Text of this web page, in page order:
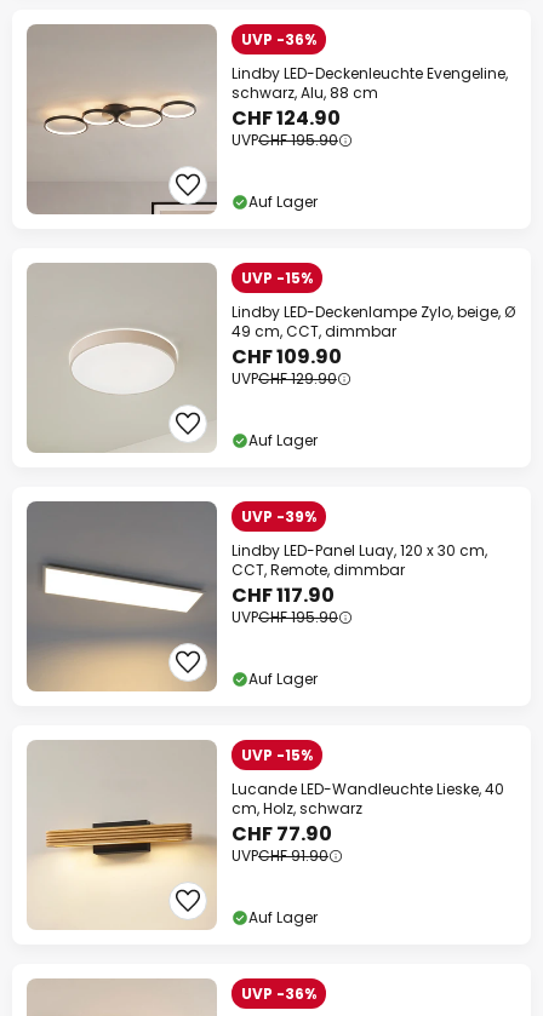
UVP -36%
Lindby LED-Deckenleuchte Evengeline,
schwarz, Alu, 88 cm
CHF 124.90
UVPCHF 195.90
Auf Lager
UVP -15%
Lindby LED-Deckenlampe Zylo, beige, Ø
49 cm, CCT, dimmbar
CHF 109.90
UVPCHF 129.90
Auf Lager
UVP -39%
Lindby LED-Panel Luay, 120 x 30 cm,
CCT, Remote, dimmbar
CHF 117.90
UVPCHF 195.90
Auf Lager
UVP -15%
Lucande LED-Wandleuchte Lieske, 40
cm, Holz, schwarz
CHF 77.90
UVPCHF 91.90
Auf Lager
UVP -36%